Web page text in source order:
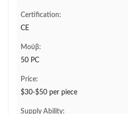
Certification:
CE
Μούβ:
50 PC
Price:
$30-$50 per piece
Supply Ability: